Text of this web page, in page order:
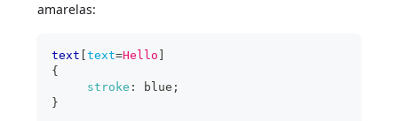
amarelas:
text [text=Hello
{
stroke : blue ;
}